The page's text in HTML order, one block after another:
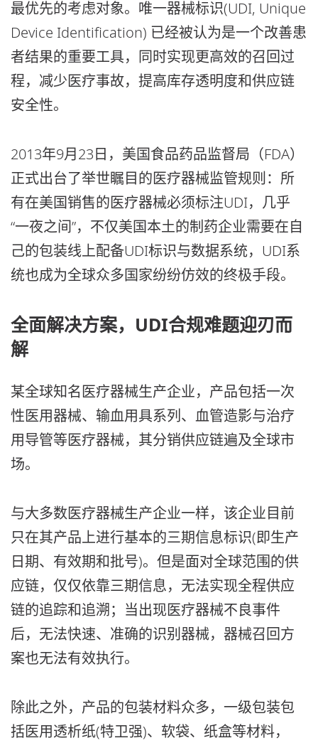
最优先的考虑对象。唯一器械标识(UDI, Unique
Device Identification) 已经被认为是一个改善患
者结果的重要工具，同时实现更高效的召回过
程，减少医疗事故，提高库存透明度和供应链
安全性。
2013年9月23日，美国食品药品监督局（FDA）
正式出台了举世瞩目的医疗器械监管规则：所
有在美国销售的医疗器械必须标注UDI，几乎
“一夜之间”，不仅美国本土的制药企业需要在自
己的包装线上配备UDI标识与数据系统，UDI系
统也成为全球众多国家纷纷仿效的终极手段。
全面解决方案，UDI合规难题迎刃而
解
某全球知名医疗器械生产企业，产品包括一次
性医用器械、输血用具系列、血管造影与治疗
用导管等医疗器械，其分销供应链遍及全球市
场。
与大多数医疗器械生产企业一样，该企业目前
只在其产品上进行基本的三期信息标识(即生产
日期、有效期和批号)。但是面对全球范围的供
应链，仅仅依靠三期信息，无法实现全程供应
链的追踪和追溯；当出现医疗器械不良事件
后，无法快速、准确的识别器械，器械召回方
案也无法有效执行。
除此之外，产品的包装材料众多，一级包装包
括医用透析纸(特卫强)、软袋、纸盒等材料，